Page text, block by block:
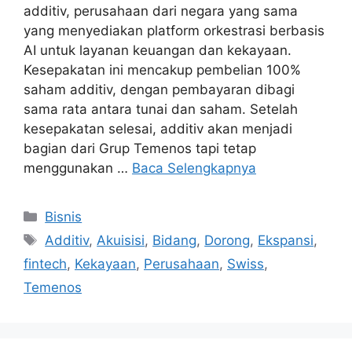
additiv, perusahaan dari negara yang sama
yang menyediakan platform orkestrasi berbasis
AI untuk layanan keuangan dan kekayaan.
Kesepakatan ini mencakup pembelian 100%
saham additiv, dengan pembayaran dibagi
sama rata antara tunai dan saham. Setelah
kesepakatan selesai, additiv akan menjadi
bagian dari Grup Temenos tapi tetap
menggunakan … Baca Selengkapnya
Kategori
Bisnis
Tag
Additiv, Akuisisi, Bidang, Dorong, Ekspansi,
fintech, Kekayaan, Perusahaan, Swiss,
Temenos